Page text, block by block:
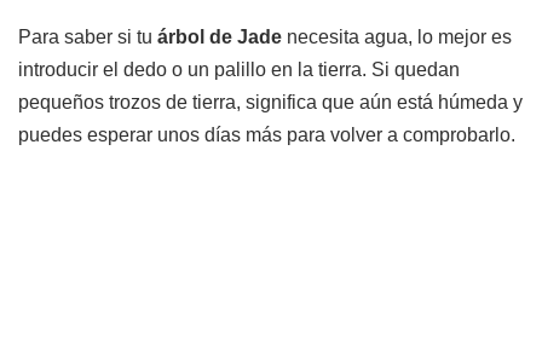
Para saber si tu árbol de Jade necesita agua, lo mejor es
introducir el dedo o un palillo en la tierra. Si quedan
pequeños trozos de tierra, significa que aún está húmeda y
puedes esperar unos días más para volver a comprobarlo.